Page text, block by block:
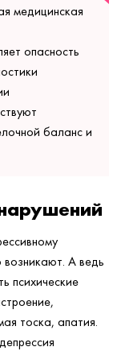
медицинская
опасность
баланс и
А ведь
психические
тоска, апатия.